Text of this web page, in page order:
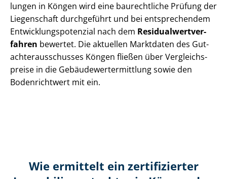
lun­gen in Köngen wird eine baurechtliche Prüfung der
Liegenschaft durchgeführt und bei entsprechendem
Ent­wick­lungs­po­ten­zi­al nach dem Re­si­du­al­wert­ver­
fah­ren bewertet. Die aktuellen Marktdaten des Gut­
ach­ter­aus­schus­ses Köngen fließen über Ver­gleichs­
prei­se in die Ge­bäu­de­wert­ermitt­lung sowie den
Bodenrichtwert mit ein.
Wie ermittelt ein zertifizierter